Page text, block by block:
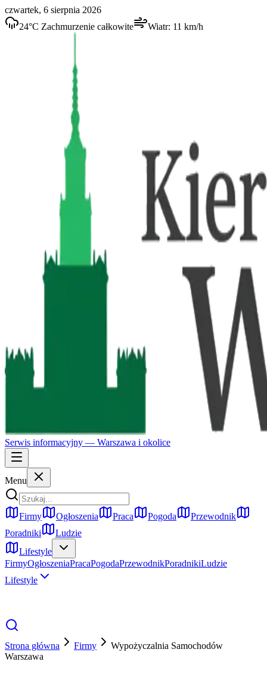
czwartek, 6 sierpnia 2026
24°C Zachmurzenie całkowite Wiatr: 11 km/h
Serwis informacyjny — Warszawa i okolice
Menu
Firmy Ogłoszenia Praca Pogoda
Przewodnik
Poradniki
Ludzie
Lifestyle
FirmyOgłoszeniaPracaPogodaPrzewodnikPoradnikiLudzie
Lifestyle
Strona główna Firmy
Wypożyczalnia Samochodów
Warszawa